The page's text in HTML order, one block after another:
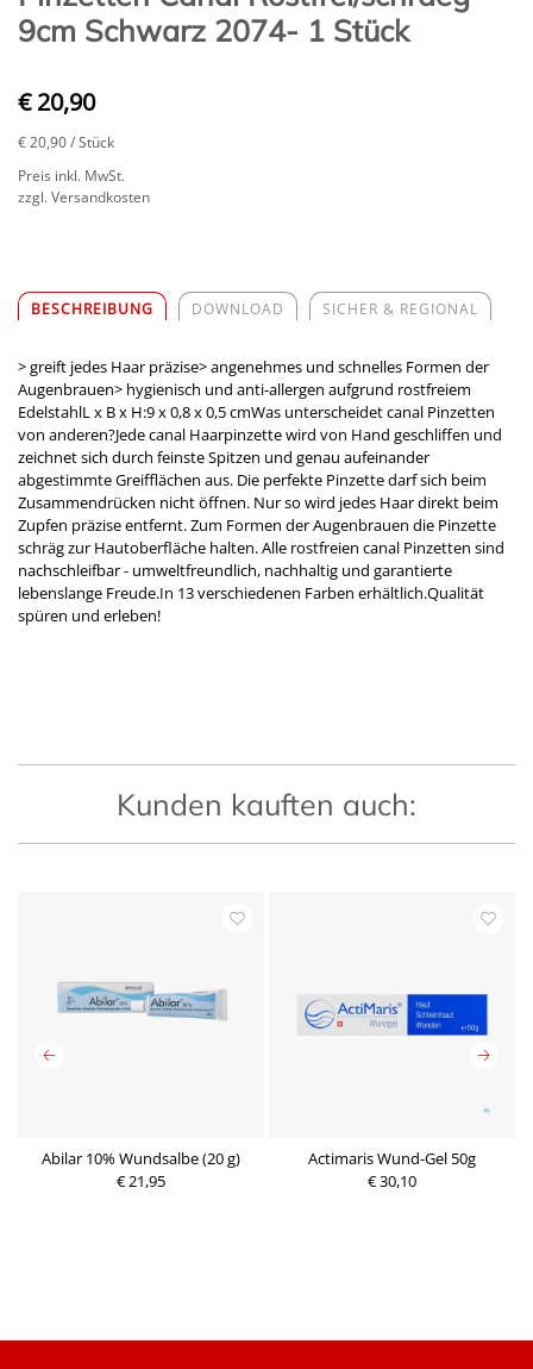
9cm Schwarz 2074- 1 Stück
€ 20,90
€ 20,90/ Stück
Preis inkl. MwSt.
zzgl. Versandkosten
BESCHREIBUNG DOWNLOAD SICHER & REGIONAL
> greift jedes Haar präzise> angenehmes und schnelles Formen der
Augenbrauen> hygienisch und anti-allergen aufgrund rostfreiem
EdelstahlL x B x H:9 x 0,8 x 0,5 cmWas unterscheidet canal Pinzetten
von anderen?Jede canal Haarpinzette wird von Hand geschliffen und
zeichnet sich durch feinste Spitzen und genau aufeinander
abgestimmte Greifflächen aus. Die perfekte Pinzette darf sich beim
Zusammendrücken nicht öffnen. Nur so wird jedes Haar direkt beim
Zupfen präzise entfernt. Zum Formen der Augenbrauen die Pinzette
schräg zur Hautoberfläche halten. Alle rostfreien canal Pinzetten sind
nachschleifbar - umweltfreundlich, nachhaltig und garantierte
lebenslange Freude.In 13 verschiedenen Farben erhältlich.Qualität
spüren und erleben!
Kunden kauften auch:
Abilar 10% Wundsalbe (20 g)
€ 21,95
Actimaris Wund-Gel 50g
€ 30,10